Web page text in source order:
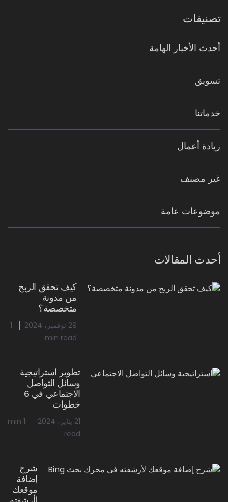
تصنيفات
أحدث الأخبار الهامة
تسويق
خدماتنا
ريادة أعمال
غير مصنف
موضوعات عامة
أحدث المقالات
كيف تحقق الربح
من مدونة
متخصصة؟
29 نوفمبر، 2024
1
min read
تطوير استراتيجية
وسائل التواصل
الاجتماعي في 6
خطوات
21 يناير، 2024
1 min
read
شرح
إضافة
موقعك